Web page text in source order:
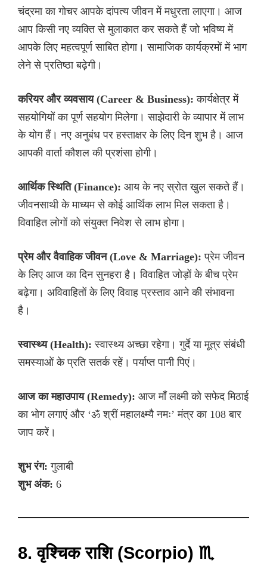
चंद्रमा का गोचर आपके दांपत्य जीवन में मधुरता लाएगा। आज
आप किसी नए व्यक्ति से मुलाकात कर सकते हैं जो भविष्य में
आपके लिए महत्वपूर्ण साबित होगा। सामाजिक कार्यक्रमों में भाग
लेने से प्रतिष्ठा बढ़ेगी।
करियर और व्यवसाय (Career & Business): कार्यक्षेत्र में
सहयोगियों का पूर्ण सहयोग मिलेगा। साझेदारी के व्यापार में लाभ
के योग हैं। नए अनुबंध पर हस्ताक्षर के लिए दिन शुभ है। आज
आपकी वार्ता कौशल की प्रशंसा होगी।
आर्थिक स्थिति (Finance): आय के नए स्रोत खुल सकते हैं।
जीवनसाथी के माध्यम से कोई आर्थिक लाभ मिल सकता है।
विवाहित लोगों को संयुक्त निवेश से लाभ होगा।
प्रेम और वैवाहिक जीवन (Love & Marriage): प्रेम जीवन
के लिए आज का दिन सुनहरा है। विवाहित जोड़ों के बीच प्रेम
बढ़ेगा। अविवाहितों के लिए विवाह प्रस्ताव आने की संभावना
है।
स्वास्थ्य (Health): स्वास्थ्य अच्छा रहेगा। गुर्दे या मूत्र संबंधी
समस्याओं के प्रति सतर्क रहें। पर्याप्त पानी पिएं।
आज का महाउपाय (Remedy): आज माँ लक्ष्मी को सफेद मिठाई
का भोग लगाएं और ‘ॐ श्रीं महालक्ष्म्यै नमः’ मंत्र का 108 बार
जाप करें।
शुभ रंग: गुलाबी
शुभ अंक: 6
8. वृश्चिक राशि (Scorpio) ♏